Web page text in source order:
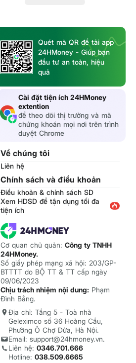
Quét mã QR để tải app
24HMoney - Giúp bạn
đầu tư an toàn, hiệu
quả
Cài đặt tiện ích 24HMoney
extention
để theo dõi thị trường và mã
chứng khoán mọi nơi trên trình
duyệt Chrome
Về chúng tôi
Liên hệ
Chính sách và điều khoản
Điều khoản & chính sách SD
Xem HDSD để tận dụng tối đa
tiện ích
Cơ quan chủ quản:Công ty TNHH
24HMoney.
Số giấy phép mạng xã hội: 203/GP-
BTTTT do BỘ TT & TT cấp ngày
09/06/2023
Chịu trách nhiệm nội dung: Phạm
Đình Bằng.
Địa chỉ: Tầng 5 - Toà nhà
Geleximco số 36 Hoàng Cầu,
Phường Ô Chợ Dừa, Hà Nội.
Email: support@24hmoney.vn.
Liên hệ:0346.701.666
Hotline:038.509.6665